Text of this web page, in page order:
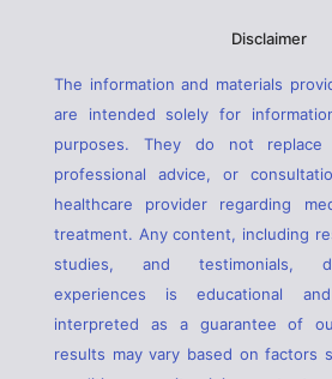
Disclaimer
The information and materials
are intended solely for
purposes. They do not replace
professional advice, or
healthcare provider regarding
treatment. Any content, including
studies, and testimonials,
experiences is educational
interpreted as a guarantee of
results may vary based on factors